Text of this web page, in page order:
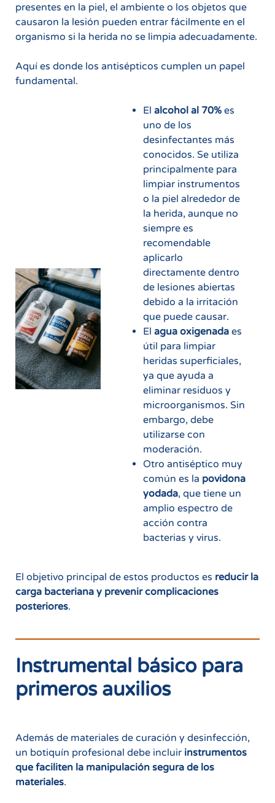
presentes en la piel, el ambiente o los objetos que
causaron la lesión pueden entrar fácilmente en el
organismo si la herida no se limpia adecuadamente.
Aquí es donde los antisépticos cumplen un papel
fundamental.
El alcohol al 70%es
uno de los
desinfectantes más
conocidos. Se utiliza
principalmente para
limpiar instrumentos
o la piel alrededor de
la herida, aunque no
siempre es
recomendable
aplicarlo
directamente dentro
de lesiones abiertas
debido a la irritación
que puede causar.
El agua oxigenadaes
útil para limpiar
heridas superficiales,
ya que ayuda a
eliminar residuos y
microorganismos. Sin
embargo, debe
utilizarse con
moderación.
Otro antiséptico muy
común es la povidona
yodada, que tiene un
amplio espectro de
acción contra
bacterias y virus.
El objetivo principal de estos productos es reducir la
carga bacteriana y prevenir complicaciones
posteriores.
Instrumental básico para
primeros auxilios
Además de materiales de curación y desinfección,
un botiquín profesional debe incluir instrumentos
que faciliten la manipulación segura de los
materiales.